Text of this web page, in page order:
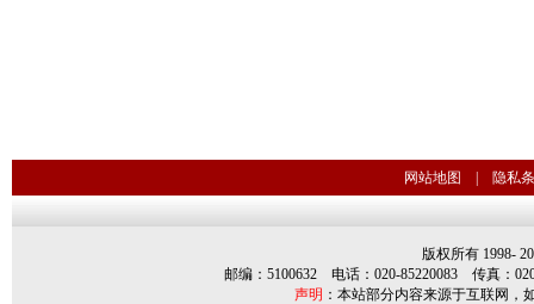
网站地图 隐私
版权所有 1998-
邮编：5100632 电话：020-85220083 传真：
声明 ：本站部分内容来源于互联网，